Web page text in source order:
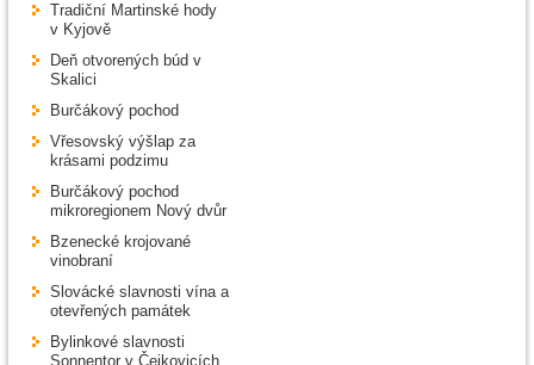
Tradiční Martinské hody
v Kyjově
Deň otvorených búd v
Skalici
Burčákový pochod
Vřesovský výšlap za
krásami podzimu
Burčákový pochod
mikroregionem Nový dvůr
Bzenecké krojované
vinobraní
Slovácké slavnosti vína a
otevřených památek
Bylinkové slavnosti
Sonnentor v Čejkovicích